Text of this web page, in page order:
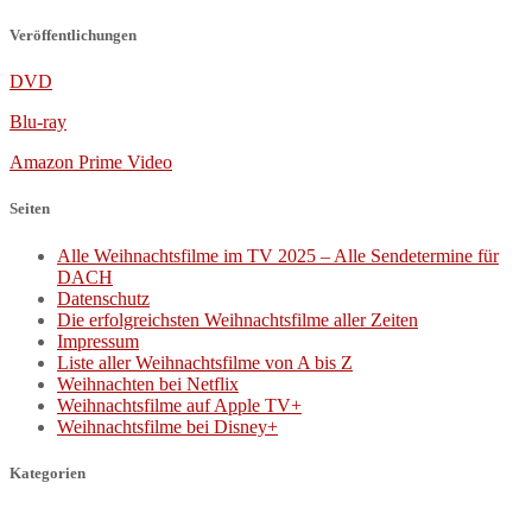
Veröffentlichungen
DVD
Blu-ray
Amazon Prime Video
Seiten
Alle Weihnachtsfilme im TV 2025 – Alle Sendetermine für
DACH
Datenschutz
Die erfolgreichsten Weihnachtsfilme aller Zeiten
Impressum
Liste aller Weihnachtsfilme von A bis Z
Weihnachten bei Netflix
Weihnachtsfilme auf Apple TV+
Weihnachtsfilme bei Disney+
Kategorien